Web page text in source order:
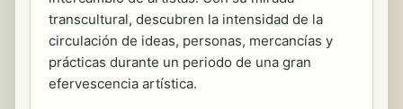
transcultural, descubren la intensidad de la
circulación de ideas, personas, mercancías y
prácticas durante un periodo de una gran
efervescencia artística.